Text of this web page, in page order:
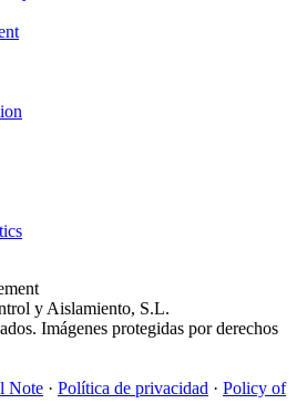
y Aislamiento, S.L.
Imágenes protegidas por derechos
Note · Política de privacidad · Policy of